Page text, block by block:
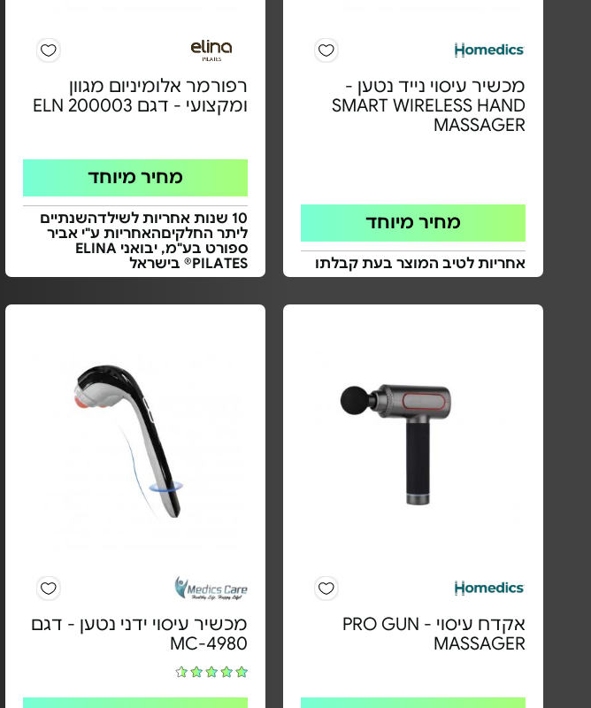
מכשיר עיסוי נייד נטען -
SMART WIRELESS HAND
MASSAGER
מחיר מיוחד
אחריות לטיב המוצר בעת קבלתו
רפורמר אלומיניום מגוון
ומקצועי - דגם ELN 200003
מחיר מיוחד
10 שנות אחריות לשילדהשנתיים
ליתר החלקיםהאחריות ע"י אביר
ספורט בע"מ, יבואני ELINA
PILATES® בישראל
אקדח עיסוי - PRO GUN
MASSAGER
מכשיר עיסוי ידני נטען - דגם
MC-4980